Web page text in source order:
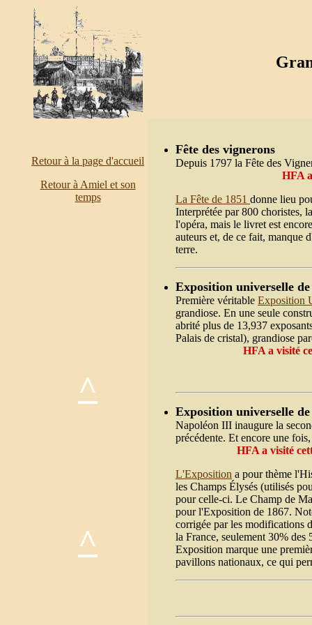
Retour à la page d'accueil
Retour à Amiel et son
temps
^
^
Fête des vignerons
Depuis 1797 la Fête des
HFA
La Fête de 1851 donne lieu
Interprétée par 800 choristes,
l'opéra, mais le livret est
auteurs et, de ce fait, manque
terre.
Exposition universelle
Première véritable Exposition
grandiose. En une seule
abrité plus de 13,937
Palais de cristal), grandiose
HFA a visité
Exposition universelle
Napoléon III inaugure la
précédente. Et encore une
HFA a visité
L'Exposition a pour thème
les Champs Élysés (utilisés
pour celle-ci. Le Champ de
pour l'Exposition de 1867.
corrigée par les modifications
la France, seulement 30% des
Exposition marque une
pavillons nationaux, ce qui